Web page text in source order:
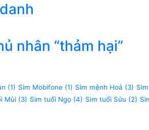
nhân “thảm hại”
(1) Sim Mobifone (1) Sim mệnh Hoả (3)
Mùi (3) Sim tuổi Ngọ (4) Sim tuổi Sửu (2)